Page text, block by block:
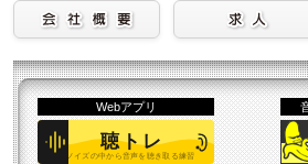
Webアプリ